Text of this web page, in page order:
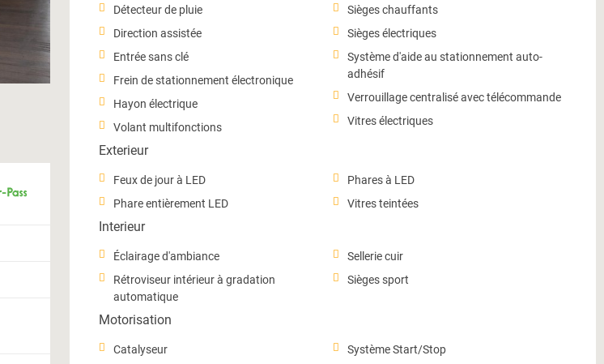
Détecteur de pluie
Direction assistée
Entrée sans clé
Frein de stationnement électronique
Hayon électrique
Volant multifonctions
Sièges chauffants
Sièges électriques
Système d'aide au stationnement auto-
adhésif
Verrouillage centralisé avec télécommande
Vitres électriques
Exterieur
Feux de jour à LED
Phare entièrement LED
Phares à LED
Vitres teintées
Interieur
Éclairage d'ambiance
Rétroviseur intérieur à gradation
automatique
Sellerie cuir
Sièges sport
Motorisation
Catalyseur Système Start/Stop